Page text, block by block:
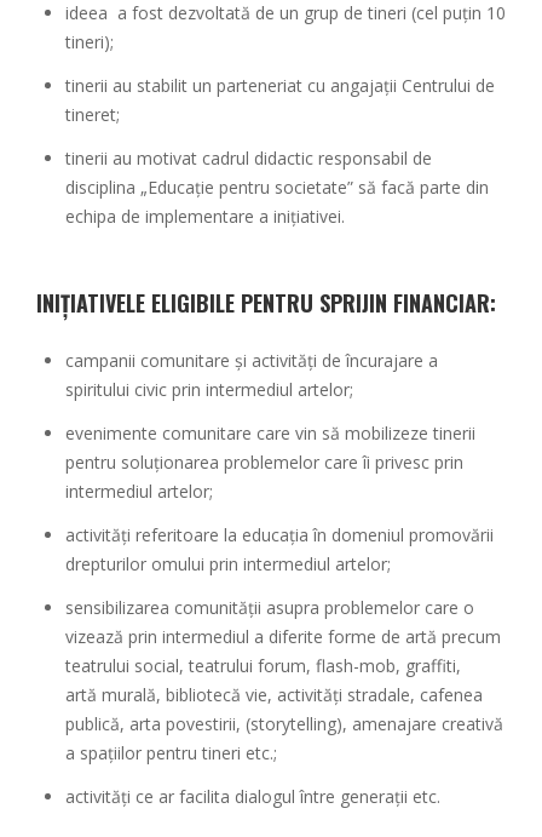
ideea a fost dezvoltată de un grup de tineri (cel puțin 10
tineri);
tinerii au stabilit un parteneriat cu angajații Centrului de
tineret;
tinerii au motivat cadrul didactic responsabil de
disciplina „Educație pentru societate” să facă parte din
echipa de implementare a inițiativei.
INIȚIATIVELE ELIGIBILE PENTRU SPRIJIN FINANCIAR:
campanii comunitare și activități de încurajare a
spiritului civic prin intermediul artelor;
evenimente comunitare care vin să mobilizeze tinerii
pentru soluționarea problemelor care îi privesc prin
intermediul artelor;
activități referitoare la educația în domeniul promovării
drepturilor omului prin intermediul artelor;
sensibilizarea comunității asupra problemelor care o
vizează prin intermediul a diferite forme de artă precum
teatrului social, teatrului forum, flash-mob, graffiti,
artă murală, bibliotecă vie, activități stradale, cafenea
publică, arta povestirii, (storytelling), amenajare creativă
a spațiilor pentru tineri etc.;
activități ce ar facilita dialogul între generații etc.